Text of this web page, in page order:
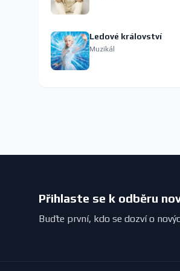
Ledové království
Muzikál
Přihlaste se k odběru
Buďte první, kdo se dozví o